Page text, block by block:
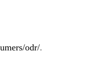
odr/.